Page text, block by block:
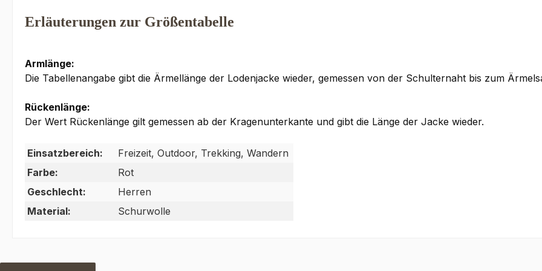
Erläuterungen zur Größentabelle
Armlänge:
Die Tabellenangabe gibt die Ärmellänge der Lodenjacke wieder, gemessen von der Schulternaht bis zum
Rückenlänge:
Der Wert Rückenlänge gilt gemessen ab der Kragenunterkante und gibt die Länge der Jacke wieder.
Einsatzbereich:
Freizeit, Outdoor, Trekking, Wandern
Farbe:
Rot
Geschlecht:
Herren
Material:
Schurwolle